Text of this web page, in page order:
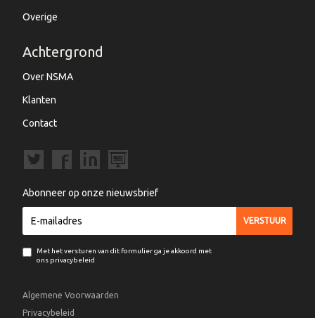
Overige
Achtergrond
Over NSMA
Klanten
Contact
Abonneer op onze nieuwsbrief
Met het versturen van dit formulier ga je akkoord met
ons privacybeleid
Algemene Voorwaarden
Privacybeleid